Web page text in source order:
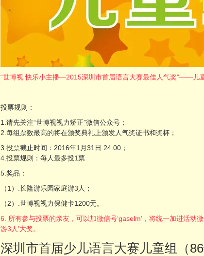
“世博视 快乐小主播—2015深圳市首届语言大赛最佳人气奖”——儿
投票规则：
1.请先关注“世博视视力矫正”微信公众号；
2.每组票数最高的将在颁奖典礼上颁发人气奖证书和奖杯；
3.投票截止时间：2016年1月31日 24:00；
4.投票规则：每人最多投1票
5.奖品：
（1）.长隆游乐园家庭游3人；
（2）.世博视视力保健卡1200元。
6. 所有参与投票的亲友，可以加微信号‘gaselm’，将统一加进活动
游3人’大奖。
深圳市首届少儿语言大赛儿童组（